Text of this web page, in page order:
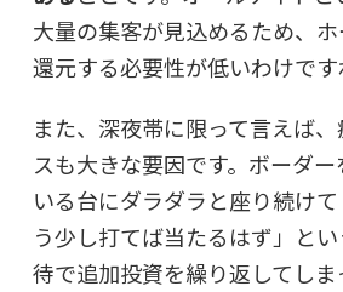
大量の集客が見込めるため、
還元する必要性が低いわけです
また、深夜帯に限って言えば
スも大きな要因です。ボーダ
いる台にダラダラと座り続け
う少し打てば当たるはず」と
待で追加投資を繰り返してし